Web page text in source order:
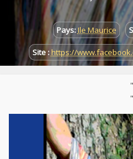
Pays: Ile Maurice
Site : https://
"
"